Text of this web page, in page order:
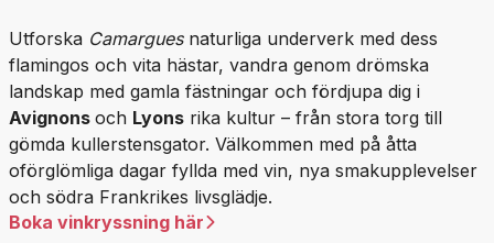
Utforska Camarguesnaturliga underverk med dess
flamingos och vita hästar, vandra genom drömska
landskap med gamla fästningar och fördjupa dig i
Avignons och Lyons rika kultur – från stora torg till
gömda kullerstensgator. Välkommen med på åtta
oförglömliga dagar fyllda med vin, nya smakupplevelser
och södra Frankrikes livsglädje.
Boka vinkryssning här